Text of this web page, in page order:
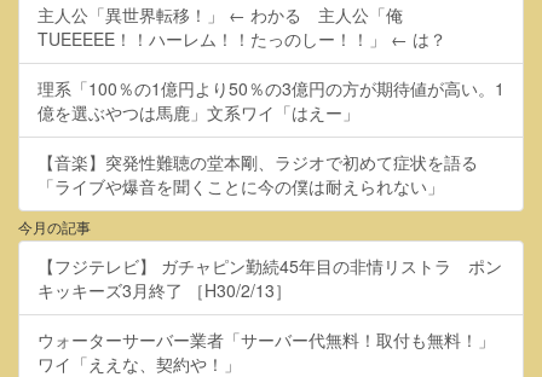
主人公「異世界転移！」 ← わかる 主人公「俺
TUEEEEE！！ハーレム！！たっのしー！！」 ← は？
理系「100％の1億円より50％の3億円の方が期待値が高い。1
億を選ぶやつは馬鹿」文系ワイ「はえー」
【音楽】突発性難聴の堂本剛、ラジオで初めて症状を語る
「ライブや爆音を聞くことに今の僕は耐えられない」
今月の記事
【フジテレビ】 ガチャピン勤続45年目の非情リストラ ポン
キッキーズ3月終了 ［H30/2/13］
ウォーターサーバー業者「サーバー代無料！取付も無料！」
ワイ「ええな、契約や！」